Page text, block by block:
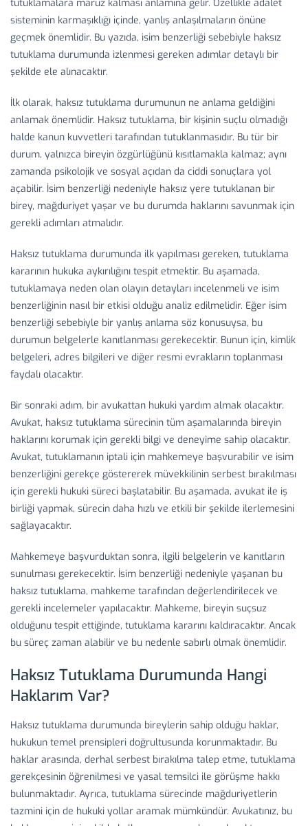
tutuklamalara maruz kalması anlamına gelir. Özellikle adalet
sisteminin karmaşıklığı içinde, yanlış anlaşılmaların önüne
geçmek önemlidir. Bu yazıda, isim benzerliği sebebiyle haksız
tutuklama durumunda izlenmesi gereken adımlar detaylı bir
şekilde ele alınacaktır.
İlk olarak, haksız tutuklama durumunun ne anlama geldiğini
anlamak önemlidir. Haksız tutuklama, bir kişinin suçlu olmadığı
halde kanun kuvvetleri tarafından tutuklanmasıdır. Bu tür bir
durum, yalnızca bireyin özgürlüğünü kısıtlamakla kalmaz; aynı
zamanda psikolojik ve sosyal açıdan da ciddi sonuçlara yol
açabilir. İsim benzerliği nedeniyle haksız yere tutuklanan bir
birey, mağduriyet yaşar ve bu durumda haklarını savunmak için
gerekli adımları atmalıdır.
Haksız tutuklama durumunda ilk yapılması gereken, tutuklama
kararının hukuka aykırılığını tespit etmektir. Bu aşamada,
tutuklamaya neden olan olayın detayları incelenmeli ve isim
benzerliğinin nasıl bir etkisi olduğu analiz edilmelidir. Eğer isim
benzerliği sebebiyle bir yanlış anlama söz konusuysa, bu
durumun belgelerle kanıtlanması gerekecektir. Bunun için, kimlik
belgeleri, adres bilgileri ve diğer resmi evrakların toplanması
faydalı olacaktır.
Bir sonraki adım, bir avukattan hukuki yardım almak olacaktır.
Avukat, haksız tutuklama sürecinin tüm aşamalarında bireyin
haklarını korumak için gerekli bilgi ve deneyime sahip olacaktır.
Avukat, tutuklamanın iptali için mahkemeye başvurabilir ve isim
benzerliğini gerekçe göstererek müvekkilinin serbest bırakılması
için gerekli hukuki süreci başlatabilir. Bu aşamada, avukat ile iş
birliği yapmak, sürecin daha hızlı ve etkili bir şekilde ilerlemesini
sağlayacaktır.
Mahkemeye başvurduktan sonra, ilgili belgelerin ve kanıtların
sunulması gerekecektir. İsim benzerliği nedeniyle yaşanan bu
haksız tutuklama, mahkeme tarafından değerlendirilecek ve
gerekli incelemeler yapılacaktır. Mahkeme, bireyin suçsuz
olduğunu tespit ettiğinde, tutuklama kararını kaldıracaktır. Ancak
bu süreç zaman alabilir ve bu nedenle sabırlı olmak önemlidir.
Haksız Tutuklama Durumunda Hangi
Haklarım Var?
Haksız tutuklama durumunda bireylerin sahip olduğu haklar,
hukukun temel prensipleri doğrultusunda korunmaktadır. Bu
haklar arasında, derhal serbest bırakılma talep etme, tutuklama
gerekçesinin öğrenilmesi ve yasal temsilci ile görüşme hakkı
bulunmaktadır. Ayrıca, tutuklama sürecinde mağduriyetlerin
tazmini için de hukuki yollar aramak mümkündür. Avukatınız, bu